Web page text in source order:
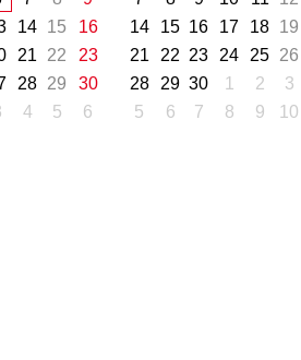
14 15
16
21 22
23
28 29
30
4 5 6
14
15 16 17 18 19
21
22 23 24 25 26
28
29 30 1 2 3
5
6 7 8 9 10